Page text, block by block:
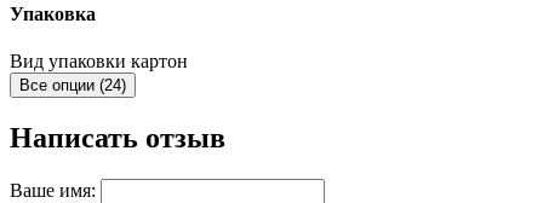
Упаковка
Вид упаковки картон
Все опции (24)
Написать отзыв
Ваше имя: